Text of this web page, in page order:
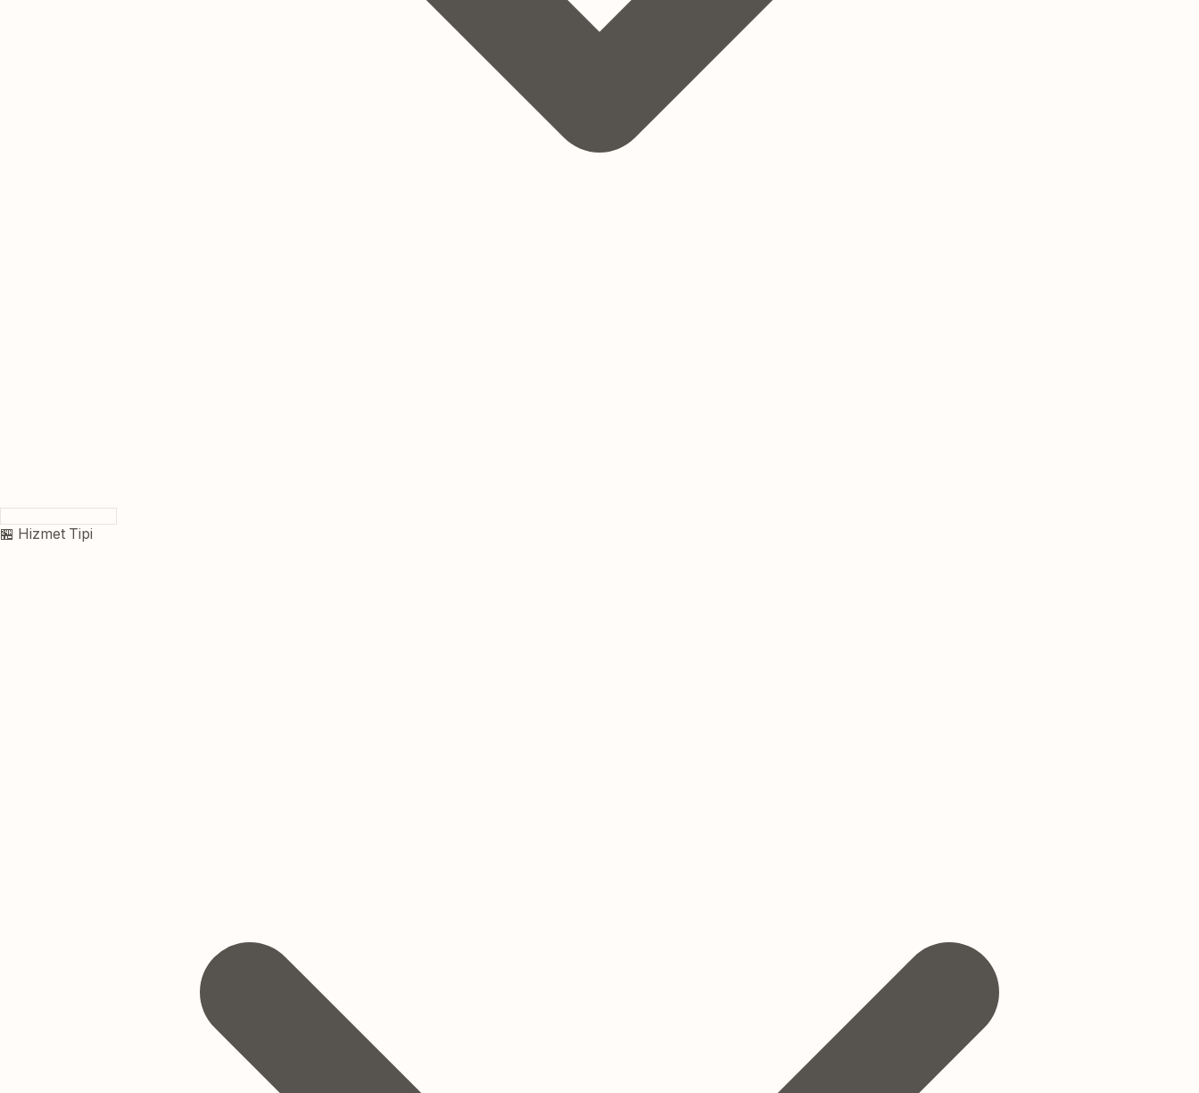
🏪 Hizmet Tipi